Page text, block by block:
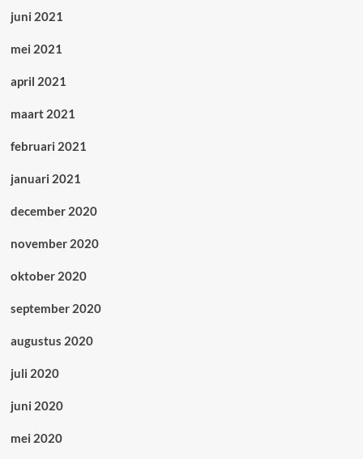
juni 2021
mei 2021
april 2021
maart 2021
februari 2021
januari 2021
december 2020
november 2020
oktober 2020
september 2020
augustus 2020
juli 2020
juni 2020
mei 2020